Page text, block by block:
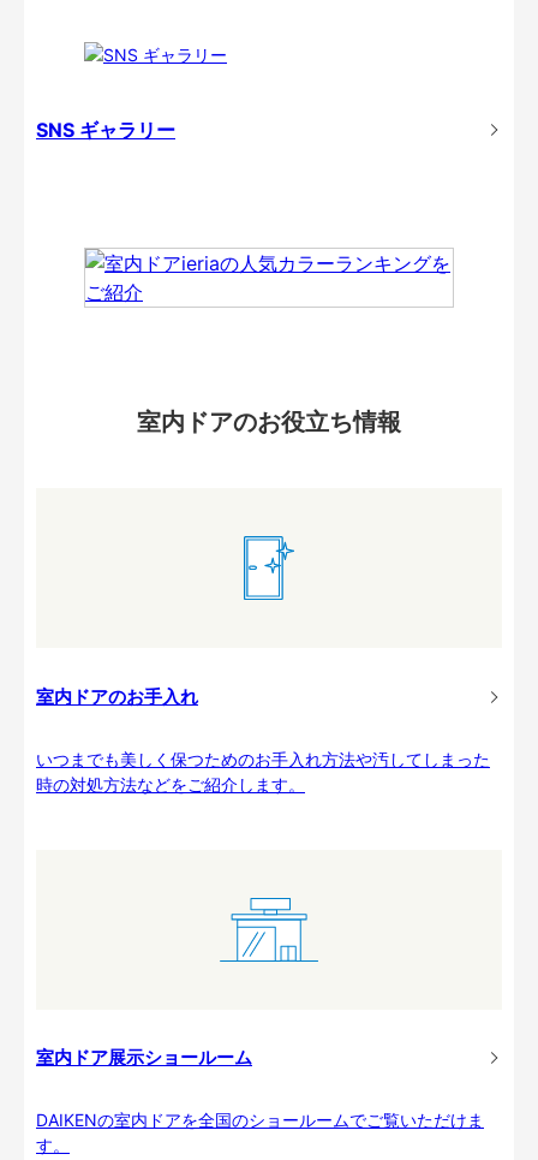
SNS ギャラリー
室内ドアのお役立ち情報
室内ドアのお手入れ
いつまでも美しく保つためのお手入れ方法や汚してしまった
時の対処方法などをご紹介します。
室内ドア展示ショールーム
DAIKENの室内ドアを全国のショールームでご覧いただけま
す。